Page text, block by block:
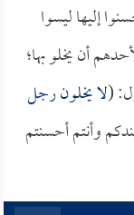
إليها ليسوا
أن يخلو بها؛
(لا يخلون رجل
وأنتم أحسنتم